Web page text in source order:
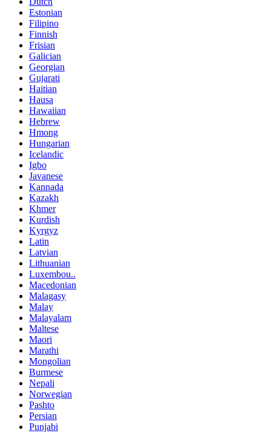
Estonian
Filipino
Finnish
Frisian
Galician
Georgian
Gujarati
Haitian
Hausa
Hawaiian
Hebrew
Hmong
Hungarian
Icelandic
Igbo
Javanese
Kannada
Kazakh
Khmer
Kurdish
Kyrgyz
Latin
Latvian
Lithuanian
Luxembou..
Macedonian
Malagasy
Malay
Malayalam
Maltese
Maori
Marathi
Mongolian
Burmese
Nepali
Norwegian
Pashto
Persian
Punjabi